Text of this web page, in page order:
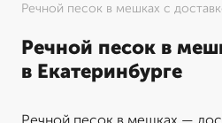
Речной песок в мешках с
Речной песок в
в Екатеринбурге